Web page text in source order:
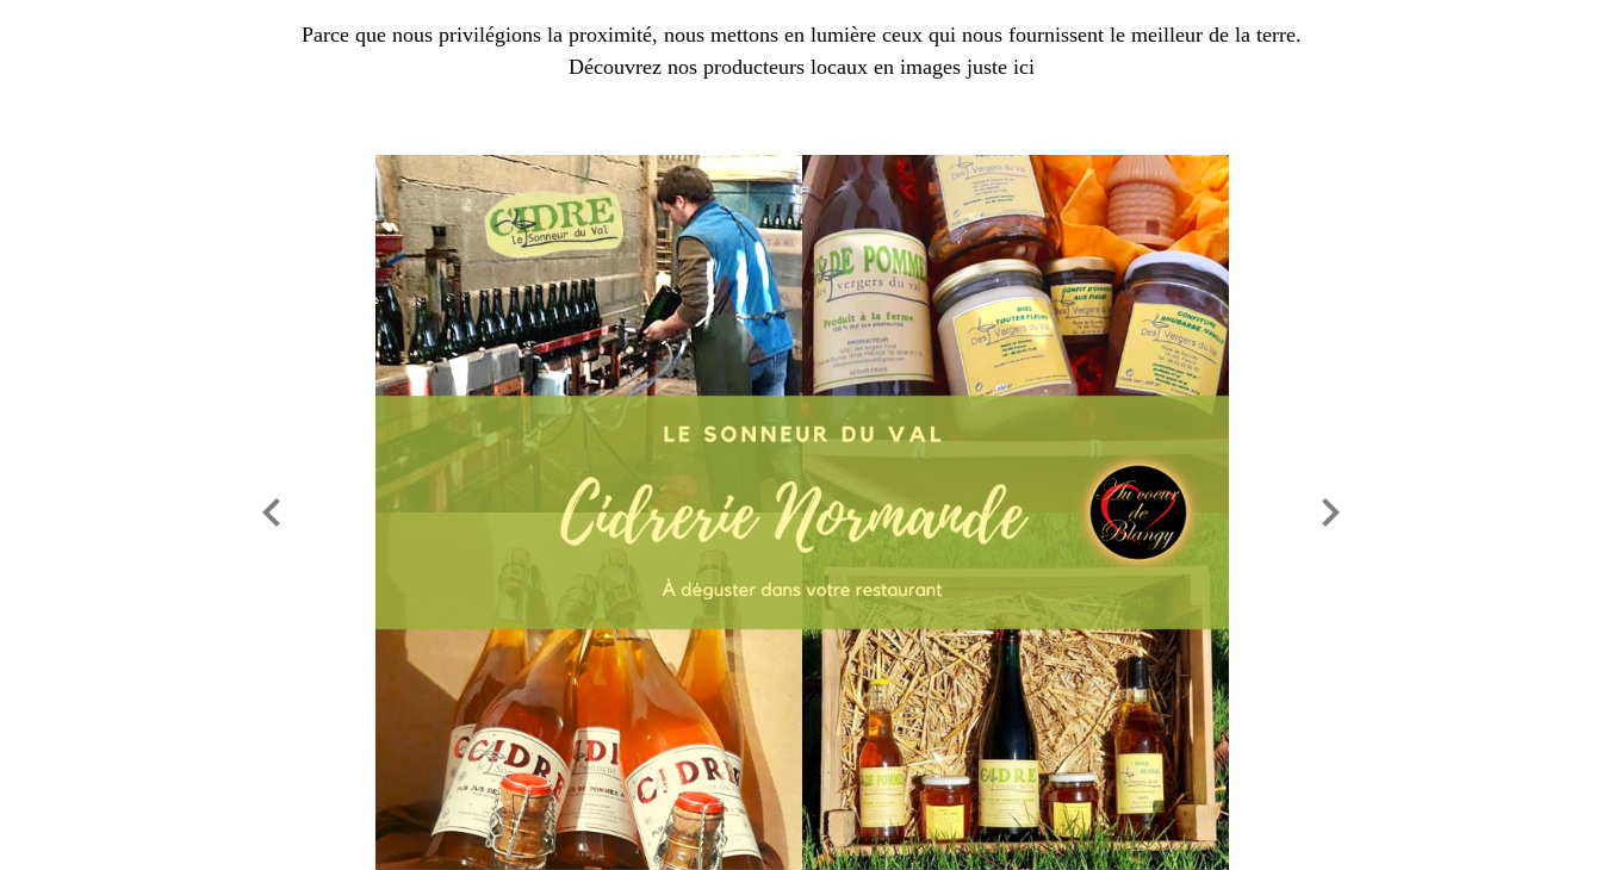
Parce que nous privilégions la proximité, nous mettons en lumière ceux qui nous fournissent le meilleur de la terre.
Découvrez nos producteurs locaux en images juste ici